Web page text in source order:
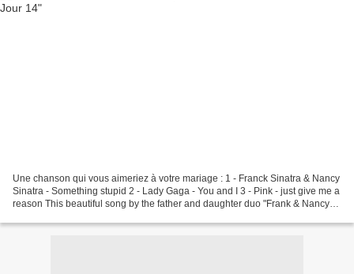
Une chanson qui vous aimeriez à votre mariage : 1 - Franck Sinatra & Nancy
Sinatra - Something stupid 2 - Lady Gaga - You and I 3 - Pink - just give me a
reason This beautiful song by the father and daughter duo "Frank & Nancy